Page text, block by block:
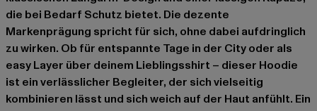
die bei Bedarf Schutz bietet. Die dezente
Markenprägung spricht für sich, ohne dabei aufdringlich
zu wirken. Ob für entspannte Tage in der City oder als
easy Layer über deinem Lieblingsshirt – dieser Hoodie
ist ein verlässlicher Begleiter, der sich vielseitig
kombinieren lässt und sich weich auf der Haut anfühlt. Ein